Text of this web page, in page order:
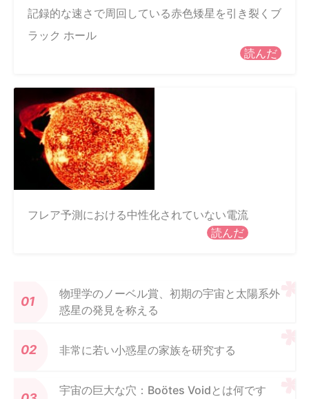
記録的な速さで周回している赤色矮星を引き裂くブ
ラック ホール
読んだ
フレア予測における中性化されていない電流
読んだ
物理学のノーベル賞、初期の宇宙と太陽系外
惑星の発見を称える
非常に若い小惑星の家族を研究する
宇宙の巨大な穴：Boötes Voidとは何です